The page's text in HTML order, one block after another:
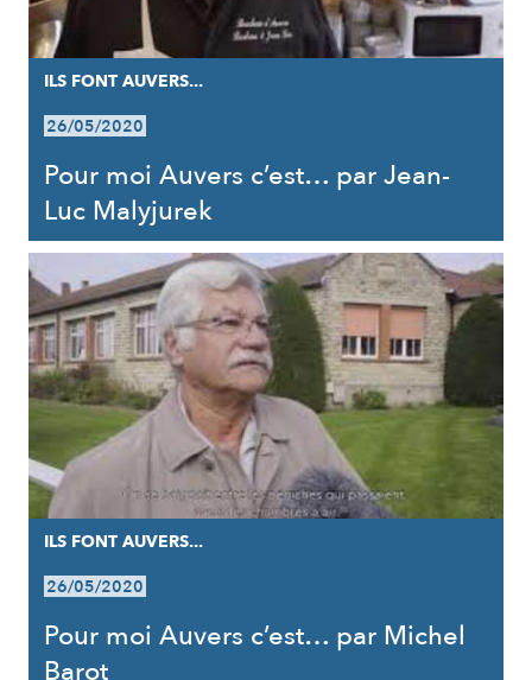
ILS FONT AUVERS...
26/05/2020
Pour moi Auvers c’est… par Jean-
Luc Malyjurek
ILS FONT AUVERS...
26/05/2020
Pour moi Auvers c’est… par Michel
Barot